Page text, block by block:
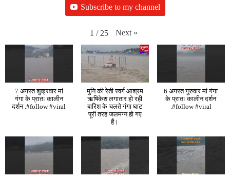
Subscribe to my channel
1 / 25 Next »
7 अगस्त शुक्रवार मां
गंगा के प्रातः कालीन
दर्शन .#follow #viral
मुनि की रेती स्वर्ग आश्रम
ऋषिकेश लगातार हो रही
बारिश के चलते गंगा घाट
पूरी तरह जलमग्न हो गए
हैं।
6 अगस्त गुरुवार मां गंगा
के प्रातः कालीन दर्शन
.#follow #viral